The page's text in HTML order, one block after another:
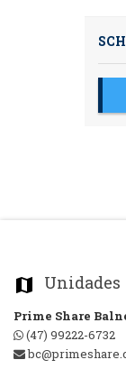
Unidades
Prime Share
(47) 99222-6732